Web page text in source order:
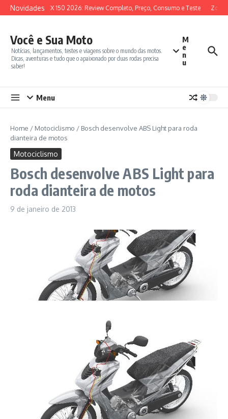
Ir para o conteúdo
Novidades
SYM ADX 150 2026: Review Completo, Preço, Consumo e Teste
Você e Sua Moto
Notícias, lançamentos, testes e viagens sobre o mundo das motos.
Dicas, aventuras e tudo que o apaixonado por duas rodas precisa
saber!
M
e
n
u
Menu
Home / Motociclismo / Bosch desenvolve ABS Light para roda
dianteira de motos
Motociclismo
Bosch desenvolve ABS Light para
roda dianteira de motos
9 de janeiro de 2013